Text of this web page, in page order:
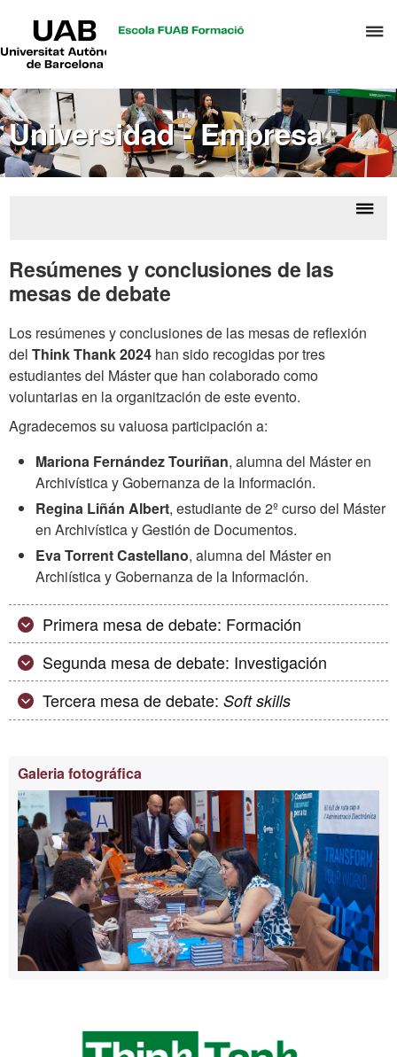
el
Universitat
Barcelona
Universidad - Empresa
Resúmenes y conclusiones de las
mesas de debate
Los resúmenes y conclusiones de las mesas de reflexión
del Think Thank 2024 han sido recogidas por tres
estudiantes del Máster que han colaborado como
voluntarias en la organitzación de este evento.
Agradecemos su valuosa participación a:
Mariona Fernández Touriñan, alumna del Máster en
Archivística y Gobernanza de la Información.
Regina Liñán Albert, estudiante de 2º curso del Máster
en Archivística y Gestión de Documentos.
Eva Torrent Castellano, alumna del Máster en
Archiística y Gobernanza de la Información.
Primera mesa de debate: Formación
Segunda mesa de debate: Investigación
Tercera mesa de debate: Soft skills
Información
complementaria
Galeria fotográfica